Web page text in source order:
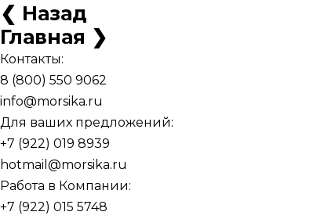
❮ Назад
Главная ❯
Контакты:
8 (800) 550 9062
info@morsika.ru
Для ваших предложений:
+7 (922) 019 8939
hotmail@morsika.ru
Работа в Компании:
+7 (922) 015 5748